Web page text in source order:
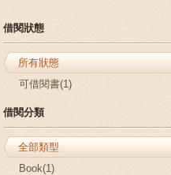
借閱狀態
所有狀態
可借閱書(1)
借閱分類
全部類型
Book(1)